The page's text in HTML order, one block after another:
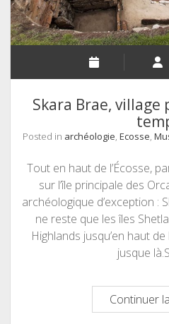
Skara Brae, village
Posted in archéologie, Ecosse,
Tout en haut de l’Écosse,
sur l’île principale des
archéologique d’exception :
ne reste que les îles
Highlands jusqu’en haut
jusque
Continuer